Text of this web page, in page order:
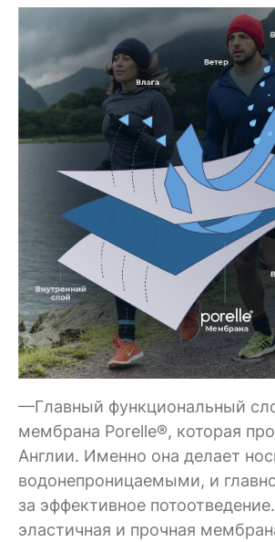
—Главный функциональный
мембрана Porelle®, которая
Англии. Именно она делает
водонепроницаемыми, и
за эффективное
эластичная и прочная